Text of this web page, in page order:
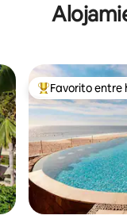
De los mejores
Favorito entre